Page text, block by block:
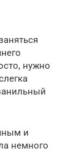
нужно
и
немного